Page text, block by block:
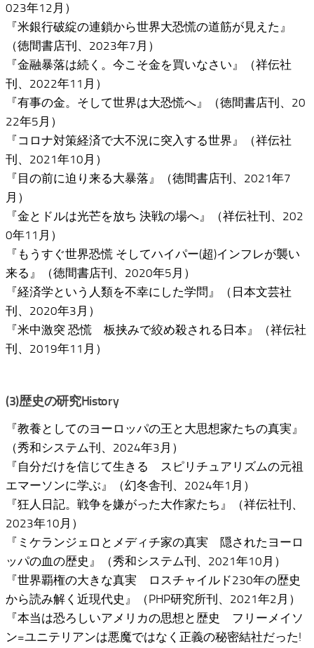
023年12月）
『米銀行破綻の連鎖から世界大恐慌の道筋が見えた』
（徳間書店刊、2023年7月）
『金融暴落は続く。今こそ金を買いなさい』（祥伝社
刊、2022年11月）
『有事の金。そして世界は大恐慌へ』（徳間書店刊、20
22年5月）
『コロナ対策経済で大不況に突入する世界』（祥伝社
刊、2021年10月）
『目の前に迫り来る大暴落』（徳間書店刊、2021年7
月）
『金とドルは光芒を放ち 決戦の場へ』（祥伝社刊、202
0年11月）
『もうすぐ世界恐慌 そしてハイパー(超)インフレが襲い
来る』（徳間書店刊、2020年5月）
『経済学という人類を不幸にした学問』（日本文芸社
刊、2020年3月）
『米中激突 恐慌 板挟みで絞め殺される日本』（祥伝社
刊、2019年11月）
(3)歴史の研究History
『教養としてのヨーロッパの王と大思想家たちの真実』
（秀和システム刊、2024年3月）
『自分だけを信じて生きる スピリチュアリズムの元祖
エマーソンに学ぶ』（幻冬舎刊、2024年1月）
『狂人日記。戦争を嫌がった大作家たち』（祥伝社刊、
2023年10月）
『ミケランジェロとメディチ家の真実 隠されたヨーロ
ッパの血の歴史』（秀和システム刊、2021年10月）
『世界覇権の大きな真実 ロスチャイルド230年の歴史
から読み解く近現代史』（PHP研究所刊、2021年2月）
『本当は恐ろしいアメリカの思想と歴史 フリーメイソ
ン=ユニテリアンは悪魔ではなく正義の秘密結社だった!